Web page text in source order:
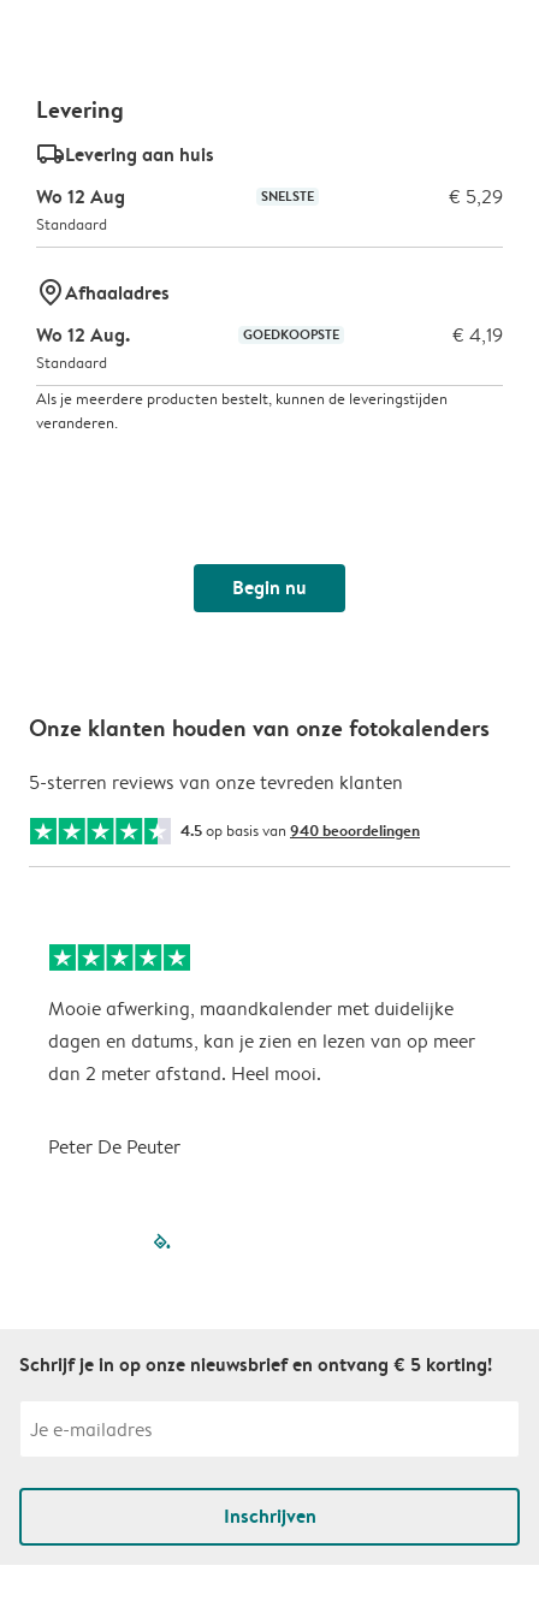
Levering
delivery_standard_v2Levering aan huis
Wo 12 Aug
SNELSTE € 5,29
Standaard
marker-pinAfhaaladres
Wo 12 Aug.
GOEDKOOPSTE € 4,19
Standaard
Als je meerdere producten bestelt, kunnen de leveringstijden
veranderen.
Begin nu
Onze klanten houden van onze fotokalenders
5-sterren reviews van onze tevreden klanten
4.5op basis van 940 beoordelingen
Mooie afwerking, maandkalender met duidelijke
dagen en datums, kan je zien en lezen van op meer
dan 2 meter afstand. Heel mooi.
Peter De Peuter
filled-pagination
Schrijf je in op onze nieuwsbrief en ontvang € 5 korting!
Inschrijven